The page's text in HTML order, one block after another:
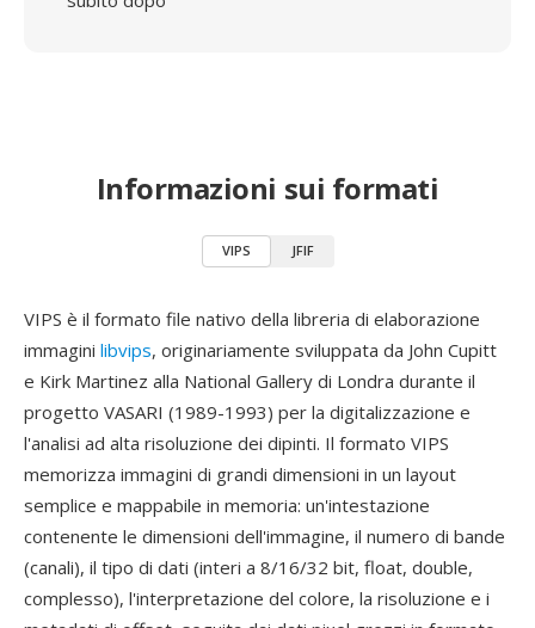
Informazioni sui formati
VIPS JFIF
VIPS è il formato file nativo della libreria di elaborazione
immagini libvips, originariamente sviluppata da John Cupitt
e Kirk Martinez alla National Gallery di Londra durante il
progetto VASARI (1989-1993) per la digitalizzazione e
l'analisi ad alta risoluzione dei dipinti. Il formato VIPS
memorizza immagini di grandi dimensioni in un layout
semplice e mappabile in memoria: un'intestazione
contenente le dimensioni dell'immagine, il numero di bande
(canali), il tipo di dati (interi a 8/16/32 bit, float, double,
complesso), l'interpretazione del colore, la risoluzione e i